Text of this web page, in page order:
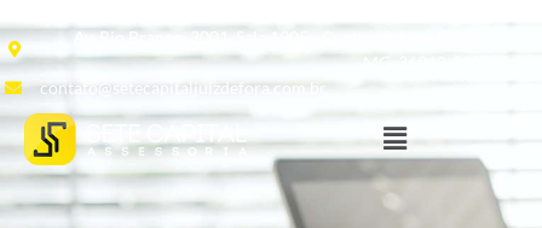
Av. Rio Branco, 2001, Sala 1905 - Centro, Juiz de Fora -
contato@setecapitaljuizdefora.com.br